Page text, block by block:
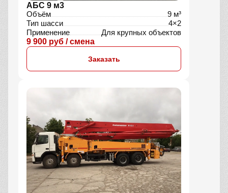
АБС 9 м3
Объём
9 м³
Тип шасси
4×2
Применение
Для крупных объектов
9 900 руб / смена
Заказать